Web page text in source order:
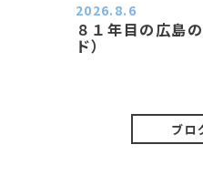
８１年目の広島
ド）
2026.8.6
ブロ